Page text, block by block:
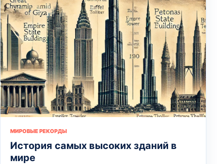
МИРОВЫЕ РЕКОРДЫ
История самых высоких зданий в
мире